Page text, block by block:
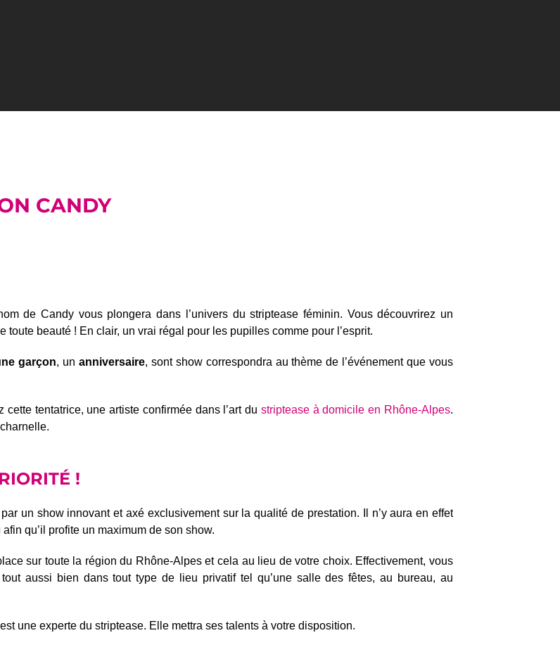
CANDY
de Candy vous plongera dans l’univers du striptease féminin. Vous découvrirez un
beauté ! En clair, un vrai régal pour les pupilles comme pour l’esprit.
garçon, un anniversaire, sont show correspondra au thème de l’événement que vous
tentatrice, une artiste confirmée dans l’art du striptease à domicile en Rhône-Alpes.
!
un show innovant et axé exclusivement sur la qualité de prestation. Il n’y aura en effet
qu’il profite un maximum de son show.
sur toute la région du Rhône-Alpes et cela au lieu de votre choix. Effectivement, vous
aussi bien dans tout type de lieu privatif tel qu’une salle des fêtes, au bureau, au
une experte du striptease. Elle mettra ses talents à votre disposition.